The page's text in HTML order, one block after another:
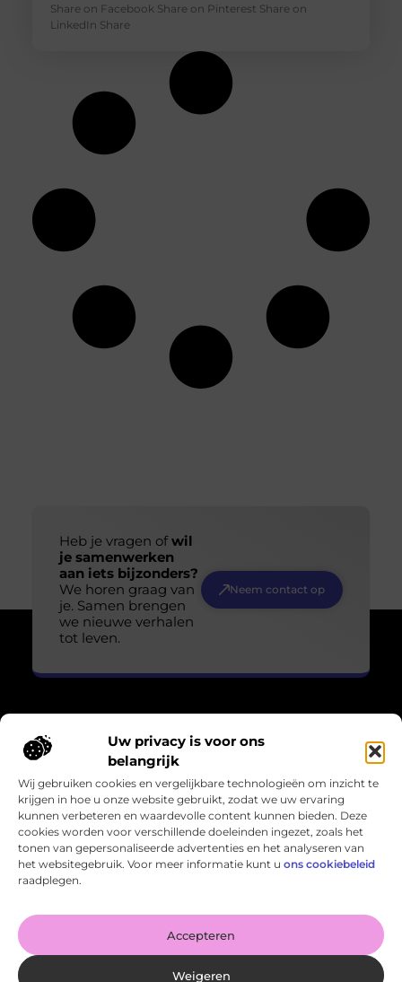
Uw privacy is voor ons
belangrijk
Wij gebruiken cookies en vergelijkbare technologieën om inzicht te
krijgen in hoe u onze website gebruikt, zodat we uw ervaring
kunnen verbeteren en waardevolle content kunnen bieden. Deze
cookies worden voor verschillende doeleinden ingezet, zoals het
tonen van gepersonaliseerde advertenties en het analyseren van
het websitegebruik. Voor meer informatie kunt u ons cookiebeleid
raadplegen.
Accepteren
Weigeren
Share on Facebook Share on Pinterest Share on
LinkedIn Share
Heb je vragen ofwil
je samenwerken
aan iets bijzonders?
We horen graag van
je. Samen brengen
we nieuwe verhalen
tot leven.
Neem contact op
Over Losser Digitaal
“Kijk omhoog. Vind het wonder in het gewone.”
Losser-digitaal.nl nodigt je uit om de magie in het alledaagse
te zien. Inspirerende blogs en verhalen die verwondering
oproepen en het leven in een ander licht zetten.
Bericht categorie